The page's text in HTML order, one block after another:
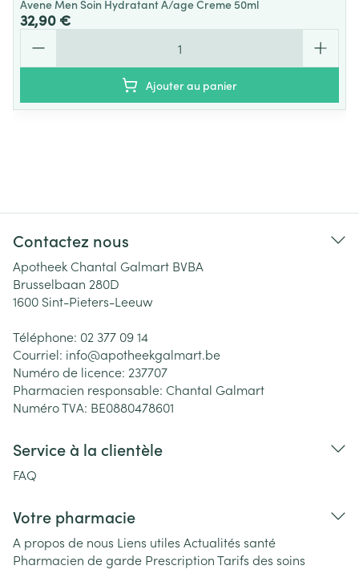
Avene Men Soin Hydratant A/age Creme 50ml
32,90 €
Ajouter au panier
Contactez nous
Apotheek Chantal Galmart BVBA
Brusselbaan 280D
1600 Sint-Pieters-Leeuw
Téléphone: 02 377 09 14
Courriel: info@apotheekgalmart.be
Numéro de licence: 237707
Pharmacien responsable: Chantal Galmart
Numéro TVA: BE0880478601
Service à la clientèle
FAQ
Votre pharmacie
A propos de nous Liens utiles Actualités santé
Pharmacien de garde PrescriptionTarifs des soins